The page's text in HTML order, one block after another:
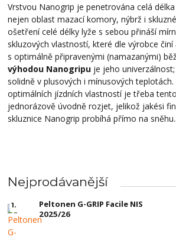
Vrstvou Nanogrip je penetrována celá
nejen oblast mazací komory, nýbrž i
ošetření celé délky lyže s sebou přináší
skluzových vlastností, které dle výrobce
s optimálně připravenými (namazanými)
výhodou Nanogripu je jeho
solidně v plusových i mínusových
optimálních jízdních vlastností je třeba
jednorázově úvodně rozjet, jelikož jakési
skluznice Nanogrip probíhá přímo na
Nejprodávanější
1.
Peltonen G-GRIP Facile NIS
2025/26